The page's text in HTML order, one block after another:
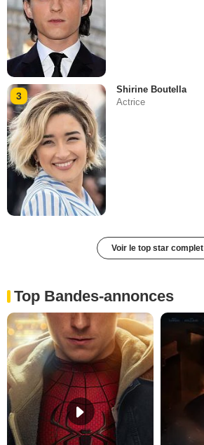
3
Shirine Boutella
Actrice
Voir le top star complet
Top Bandes-annonces